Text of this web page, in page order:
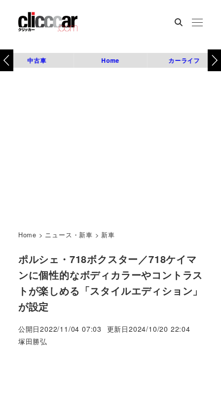
中古車 Home カーライフ
Home > ニュース・新車 > 新車
ポルシェ・718ボクスター／718ケイマ
ンに個性的なボディカラーやコントラス
トが楽しめる「スタイルエディション」
が設定
公開日2022/11/04 07:03 更新日2024/10/20 22:04
著
塚田勝弘